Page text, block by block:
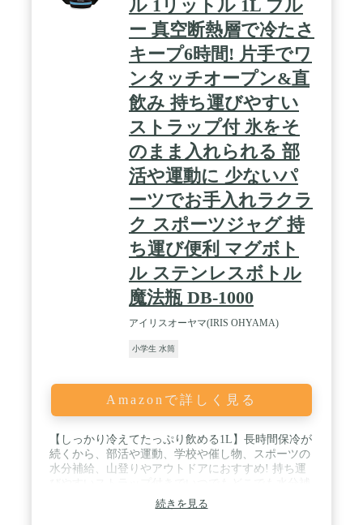
ル 1リットル 1L ブル
ー 真空断熱層で冷たさ
キープ6時間! 片手でワ
ンタッチオープン&直
飲み 持ち運びやすい
ストラップ付 氷をそ
のまま入れられる 部
活や運動に 少ないパ
ーツでお手入れラクラ
ク スポーツジャグ 持
ち運び便利 マグボト
ル ステンレスボトル
魔法瓶 DB-1000
アイリスオーヤマ(IRIS OHYAMA)
小学生 水筒
Amazonで詳しく見る
【しっかり冷えてたっぷり飲める1L】長時間保冷が
続くから、部活や運動、学校や催し物、スポーツの
水分補給、山登りやアウトドアにおすすめ! 持ち運
給。 / 【真空断熱層で6時間冷たさキープ! 】外びん
と内びんの間の真空断熱層が冷たさキープ。飲み物
続きを見る